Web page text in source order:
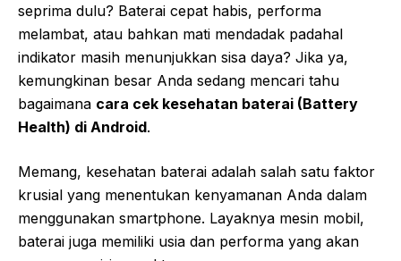
seprima dulu? Baterai cepat habis, performa
melambat, atau bahkan mati mendadak padahal
indikator masih menunjukkan sisa daya? Jika ya,
kemungkinan besar Anda sedang mencari tahu
bagaimana cara cek kesehatan baterai (Battery
Health) di Android.
Memang, kesehatan baterai adalah salah satu faktor
krusial yang menentukan kenyamanan Anda dalam
menggunakan smartphone. Layaknya mesin mobil,
baterai juga memiliki usia dan performa yang akan